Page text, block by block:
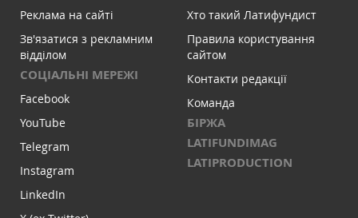
Реклама на сайті
Зв'язатися з рекламним
відділом
СОЦІАЛЬНІ МЕРЕЖІ
Facebook
YouTube
Telegram
Instagram
LinkedIn
Хто такий Латифундист
Правила користування
сайтом
Контакти редакції
Команда
БІРЖА
LATIFUNDIMAG
LATIPRODUCTION